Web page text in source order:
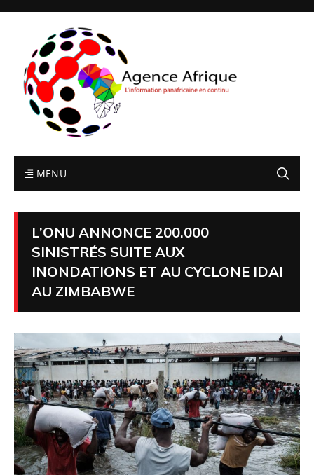
MENU
L’ONU ANNONCE 200.000
SINISTRÉS SUITE AUX
INONDATIONS ET AU CYCLONE IDAI
AU ZIMBABWE